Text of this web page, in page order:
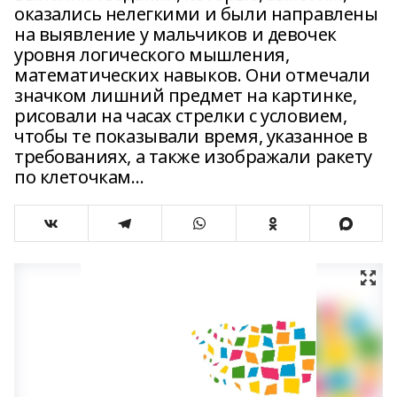
оказались нелегкими и были направлены
на выявление у мальчиков и девочек
уровня логического мышления,
математических навыков. Они отмечали
значком лишний предмет на картинке,
рисовали на часах стрелки с условием,
чтобы те показывали время, указанное в
требованиях, а также изображали ракету
по клеточкам…